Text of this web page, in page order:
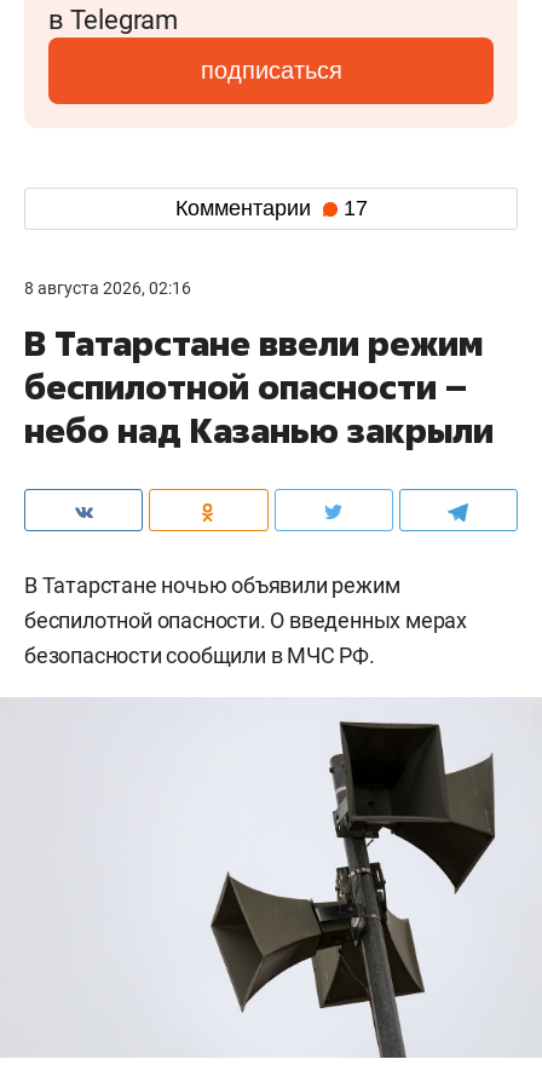
в Telegram
подписаться
Комментарии 17
8 августа 2026, 02:16
В Татарстане ввели режим
беспилотной опасности –
небо над Казанью закрыли
В Татарстане ночью объявили режим
беспилотной опасности. О введенных мерах
безопасности сообщили в МЧС РФ.